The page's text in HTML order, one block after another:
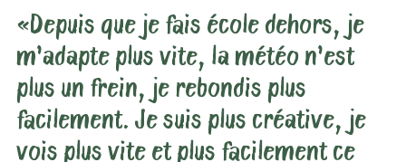
«Depuis que je fais école dehors, je
m’adapte plus vite, la météo n’est
plus un frein, je rebondis plus
facilement. Je suis plus créative, je
vois plus vite et plus facilement ce